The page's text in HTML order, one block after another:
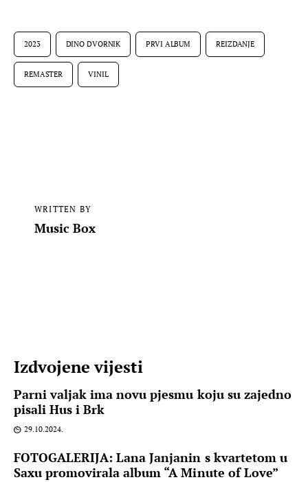
2023 DINO DVORNIK PRVI ALBUM REIZDANJE
REMASTER VINIL
WRITTEN BY
Music Box
Izdvojene vijesti
Parni valjak ima novu pjesmu koju su zajedno
pisali Hus i Brk
29.10.2024.
FOTOGALERIJA: Lana Janjanin s kvartetom u
Saxu promovirala album “A Minute of Love”